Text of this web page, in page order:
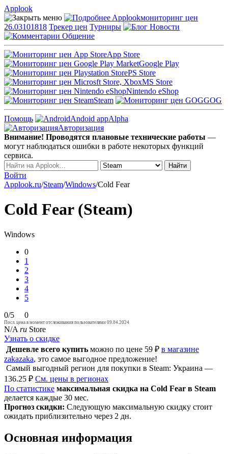
Applook
Applookмониторинг цен
26.03101818 Трекер цен Турниры
Новости
Общение
App Store
Google Play
PS Store
MS Store
Nintendo eShop
Steam
GOG
Помощь Andoid appAlpha
Авторизация
Внимание! Проводятся плановые технические работы —
могут наблюдаться ошибки в работе некоторых функций
сервиса.
Войти
Applook.ru/Steam/Windows/Cold Fear
Cold Fear (Steam)
Windows
0
1
2
3
4
5
0/5 0
Посл. цена в момент отслеживания пользователями 09.04.2024
N/A ru Store
Узнать о скидке
Дешевле всего купить можно по цене 59 ₽ в магазине
zakazaka, это самое выгодное предложение!
Самый выгодный регион для покупки в Steam: Украина —
136.25 ₽ См. цены в регионах
По статистике максимальная скидка на Cold Fear в Steam
делается каждые 30 мес.
Прогноз скидки: Следующую максимальную скидку стоит
ожидать приблизительно через 2 дн.
Основная информация